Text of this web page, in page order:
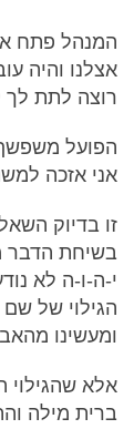
המנהל פתח
אצלנו והיה
רוצה לתת לך
הפועל משפשף
אני אזכה
זו בדיוק
בשיחת הדבר
י-ה-ו-ה לא
הגילוי של שם
ומעשינו
אלא שהגילוי
ברית מילה